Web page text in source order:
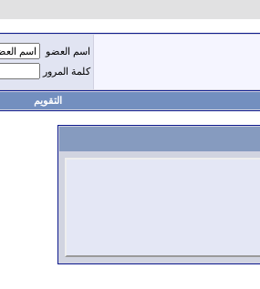
اسم العضو
كلمة المرور
التقويم